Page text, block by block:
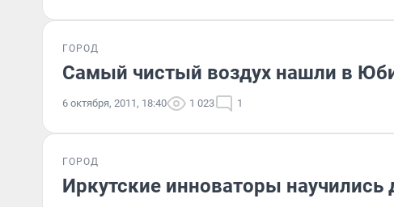
ГОРОД
Самый чистый воздух нашли в
6 октября, 2011, 18:40 1 023 1
ГОРОД
Иркутские инноваторы